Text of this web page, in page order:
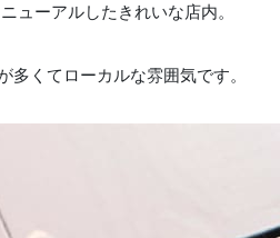
ューアルしたきれいな店内。
多くてローカルな雰囲気です。